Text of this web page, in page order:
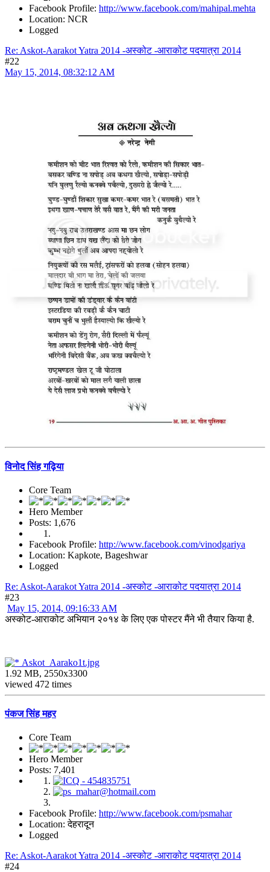
Facebook Profile: http://www.facebook.com/mahipal.mehta
Location: NCR
Logged
Re: Askot-Aarakot Yatra 2014 -अस्कोट -आराकोट पदयात्रा 2014
#22
May 15, 2014, 08:32:12 AM
विनोद सिंह गढ़िया
Core Team
Hero Member
Posts: 1,676
Facebook Profile: http://www.facebook.com/vinodgariya
Location: Kapkote, Bageshwar
Logged
Re: Askot-Aarakot Yatra 2014 -अस्कोट -आराकोट पदयात्रा 2014
#23
May 15, 2014, 09:16:33 AM
अस्कोट-आराकोट अभियान २०१४ के लिए एक पोस्टर मैंने भी तैयार किया है.
Askot_Aarako1t.jpg
1.92 MB, 2550x3300
viewed 472 times
पंकज सिंह महर
Core Team
Hero Member
Posts: 7,401
Facebook Profile: http://www.facebook.com/psmahar
Location: देहरादून
Logged
Re: Askot-Aarakot Yatra 2014 -अस्कोट -आराकोट पदयात्रा 2014
#24